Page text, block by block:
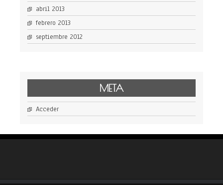
abril 2013
febrero 2013
septiembre 2012
META
Acceder